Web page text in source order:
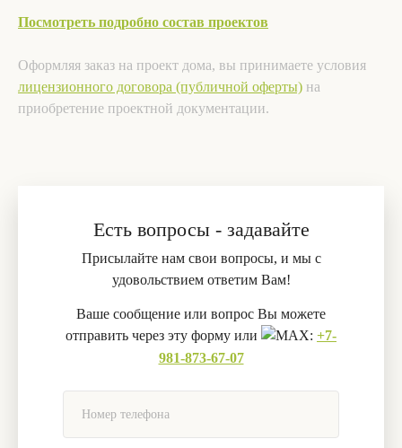
Посмотреть подробно состав проектов
Оформляя заказ на проект дома, вы принимаете условия
лицензионного договора (публичной оферты) на
приобретение проектной документации.
Есть вопросы - задавайте
Присылайте нам свои вопросы, и мы с
удовольствием ответим Вам!
Ваше сообщение или вопрос Вы можете
отправить через эту форму или
: +7-
981-873-67-07